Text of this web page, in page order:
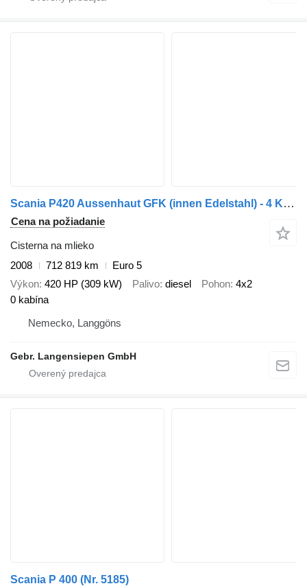
Scania P420 Aussenhaut GFK (innen Edelstahl) - 4 Kammern (1956 1176 300
Cena na požiadanie
Cisterna na mlieko
2008
712 819 km
Euro 5
Výkon 420 HP (309 kW) Palivo diesel Pohon 4x2
0 kabína
Nemecko, Langgöns
Gebr. Langensiepen GmbH
Scania P 400 (Nr. 5185)